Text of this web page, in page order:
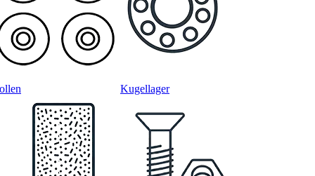
Kugellager